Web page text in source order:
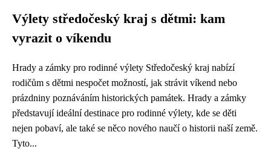
Výlety středočeský kraj s dětmi: kam
vyrazit o víkendu
Hrady a zámky pro rodinné výlety Středočeský kraj nabízí
rodičům s dětmi nespočet možností, jak strávit víkend nebo
prázdniny poznáváním historických památek. Hrady a zámky
představují ideální destinace pro rodinné výlety, kde se děti
nejen pobaví, ale také se něco nového naučí o historii naší země.
Tyto...